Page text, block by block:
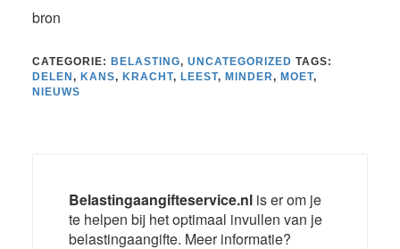
bron
CATEGORIE: BELASTING, UNCATEGORIZED TAGS:
DELEN, KANS, KRACHT, LEEST, MINDER, MOET,
NIEUWS
Belastingaangifteservice.nlis er om je
te helpen bij het optimaal invullen van je
belastingaangifte. Meer informatie?